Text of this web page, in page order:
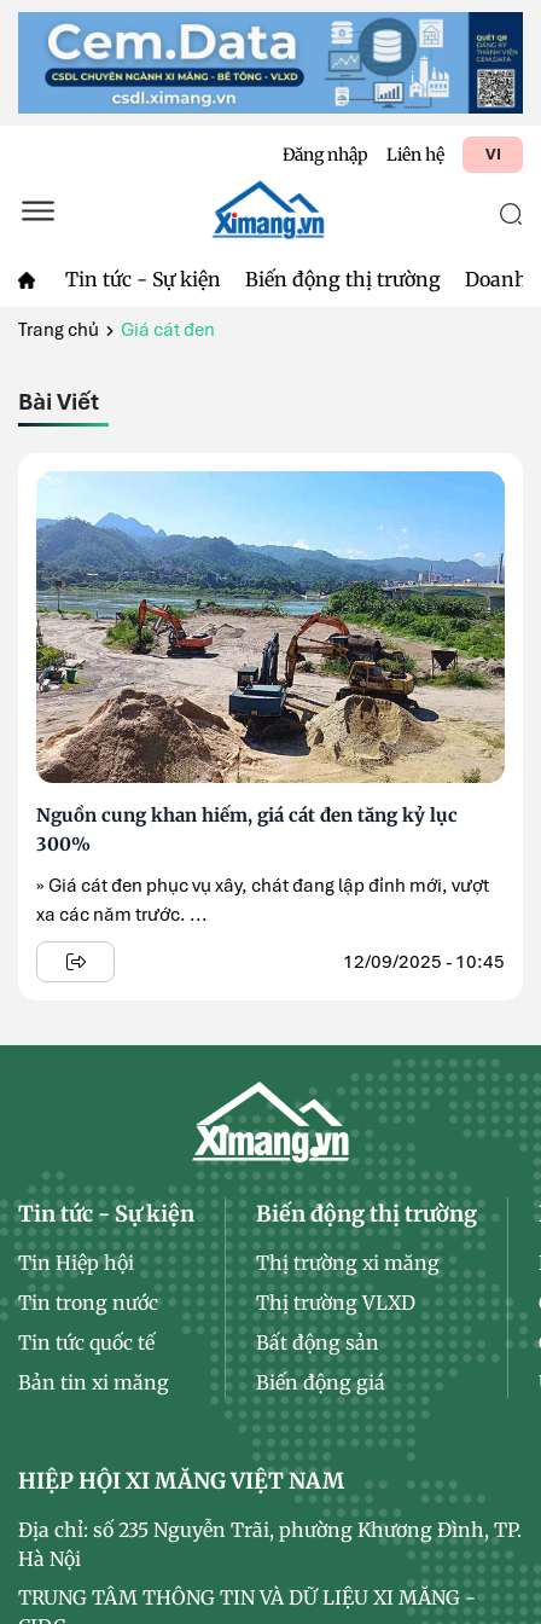
Đăng nhập Liên hệ VI
Tin tức - Sự kiện Biến động thị trường Doanh
Trang chủ Giá cát đen
Bài Viết
Nguồn cung khan hiếm, giá cát đen tăng kỷ lục
300%
» Giá cát đen phục vụ xây, chát đang lập đỉnh mới, vượt
xa các năm trước. ...
12/09/2025 - 10:45
Tin tức - Sự kiện
Tin Hiệp hội
Tin trong nước
Tin tức quốc tế
Bản tin xi măng
Biến động thị trường
Thị trường xi măng
Thị trường VLXD
Bất động sản
Biến động giá
HIỆP HỘI XI MĂNG VIỆT NAM
Địa chỉ: số 235 Nguyễn Trãi, phường Khương Đình, TP.
Hà Nội
TRUNG TÂM THÔNG TIN VÀ DỮ LIỆU XI MĂNG -